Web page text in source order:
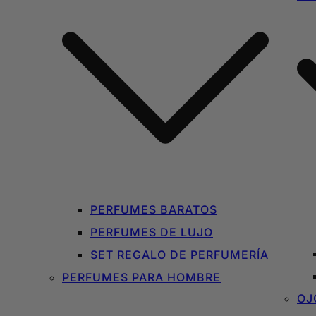
PERFUMES BARATOS
PERFUMES DE LUJO
SET REGALO DE PERFUMERÍA
PERFUMES PARA HOMBRE